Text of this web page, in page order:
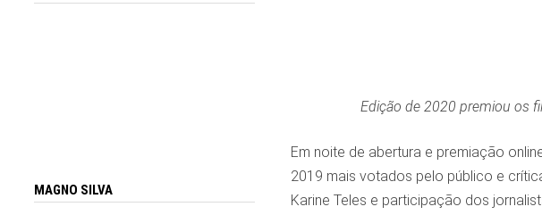
Edição de 2020 premiou os
Em noite de abertura e premiação
2019 mais votados pelo público e
Karine Teles e participação dos
MAGNO SILVA